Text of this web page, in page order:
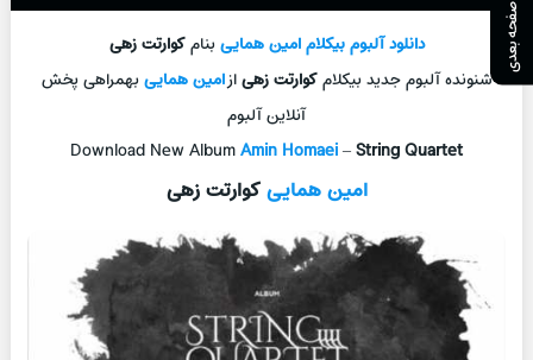
دانلود آلبوم بیکلامامین هماییبنامکوارتت زهی
شنونده آلبوم جدید بیکلامکوارتت زهیازامین هماییبهمراهی پخش
آنلاین آلبوم
Download New AlbumAmin Homaei–String Quartet
امین هماییکوارتت زهی
صفحه بعدی